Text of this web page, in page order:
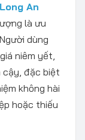
An
là ưu
dùng
niêm yết,
cậy, đặc biệt
không hài
hoặc thiếu